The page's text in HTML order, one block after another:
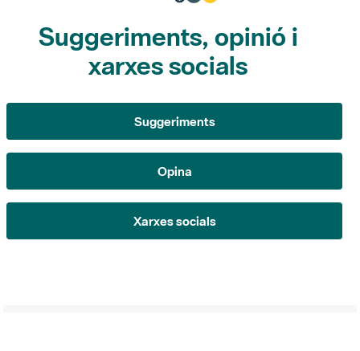
xarxes socials
Suggeriments
Opina
Xarxes socials